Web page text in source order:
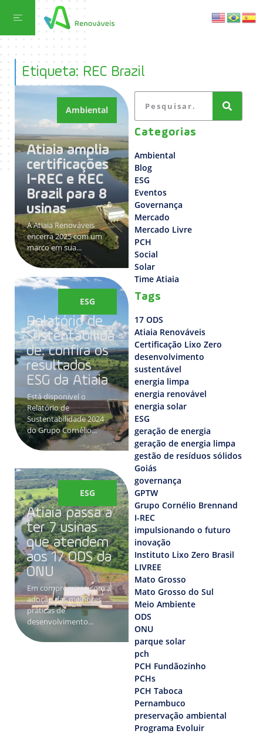
Etiqueta: REC Brazil
Ambiental
Atiaia amplia
certificações
I-REC e REC
Brazil para 8
usinas
A Atiaia Renováveis
encerra 2025 com um
marco em sua...
ESG
Relatório de
Sustentabilida
de: confira os
resultados
ESG da Atiaia
Está disponível o
Relatório de
Sustentabilidade 2024
do Grupo Cornélio...
ESG
Atiaia passa a
ter 7 usinas
que atendem
aos 17 ODS da
ONU
Em compromisso com a
adoção das melhores
práticas de
desenvolvimento...
Categorias
Ambiental
Blog
ESG
Eventos
Governança
Mercado
Mercado Livre
PCH
Social
Solar
Time Atiaia
Tags
17 ODS
Atiaia Renováveis
Certificação Lixo Zero
desenvolvimento
sustentável
energia limpa
energia renovável
energia solar
ESG
geração de energia
geração de energia limpa
gestão de resíduos sólidos
Goiás
governança
GPTW
Grupo Cornélio Brennand
I-REC
impulsionando o futuro
inovação
Instituto Lixo Zero Brasil
LIVREE
Mato Grosso
Mato Grosso do Sul
Meio Ambiente
ODS
ONU
parque solar
pch
PCH Fundãozinho
PCHs
PCH Taboca
Pernambuco
preservação ambiental
Programa Evoluir